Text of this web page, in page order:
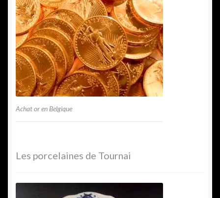
Achat or en Belgique
Les porcelaines de Tournai